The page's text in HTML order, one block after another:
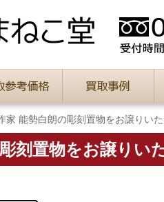
家 能勢白朗の彫刻置物をお譲りいた
刻置物をお譲りい